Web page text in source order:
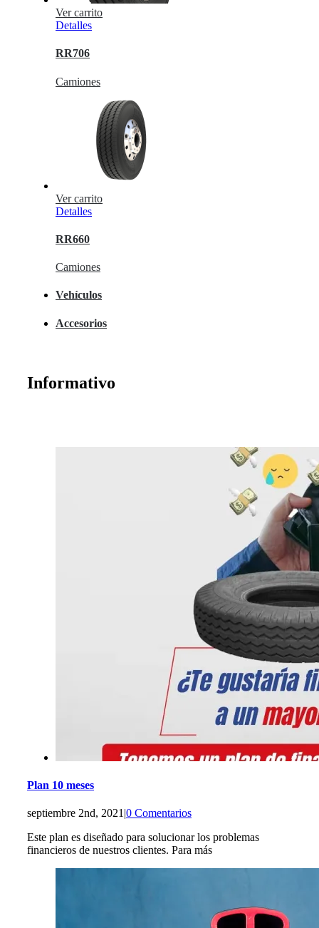
Ver carrito
Detalles
RR706
Camiones
Ver carrito
Detalles
RR660
Camiones
Vehículos
Accesorios
Informativo
Plan 10 meses
septiembre 2nd, 2021 |0 Comentarios
Este plan es diseñado para solucionar los problemas
financieros de nuestros clientes. Para más